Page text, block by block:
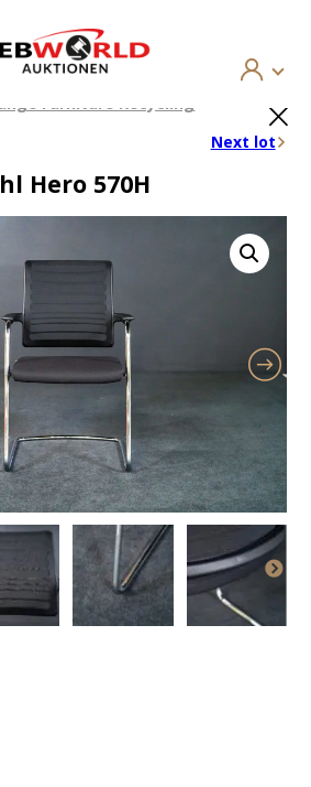
Furniture Recycling
Next lot
Hero 570H
×